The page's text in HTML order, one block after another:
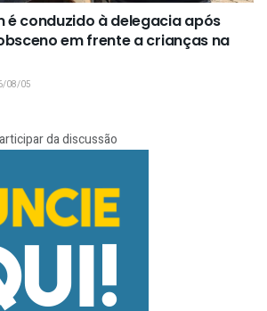
é conduzido à delegacia após
em frente a crianças na
08/05
da discussão